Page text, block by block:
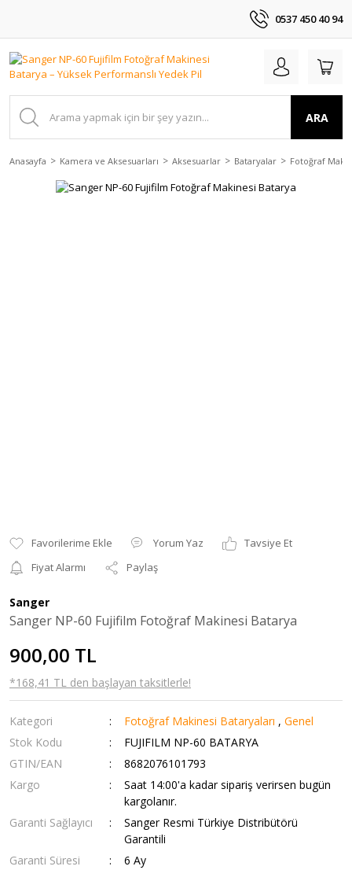
0537 450 40 94
ARA
Anasayfa Kamera ve Aksesuarları Aksesuarlar Bataryalar Fotoğraf
Yorum Yaz
Tavsiye Et
Fiyat Alarmı
Paylaş
Sanger
Sanger NP-60 Fujifilm Fotoğraf Makinesi Batarya
900,00 TL
*168,41 TL den başlayan taksitlerle!
Kategori Fotoğraf Makinesi Bataryaları ,Genel
Stok Kodu
FUJIFILM NP-60 BATARYA
GTIN/EAN
8682076101793
Kargo
Saat 14:00'a kadar sipariş verirsen bugün
kargolanır.
Garanti Sağlayıcı
Sanger Resmi Türkiye Distribütörü
Garantili
Garanti Süresi
6 Ay